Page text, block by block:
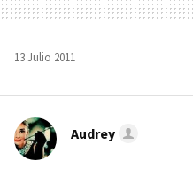
13 Julio 2011
Audrey